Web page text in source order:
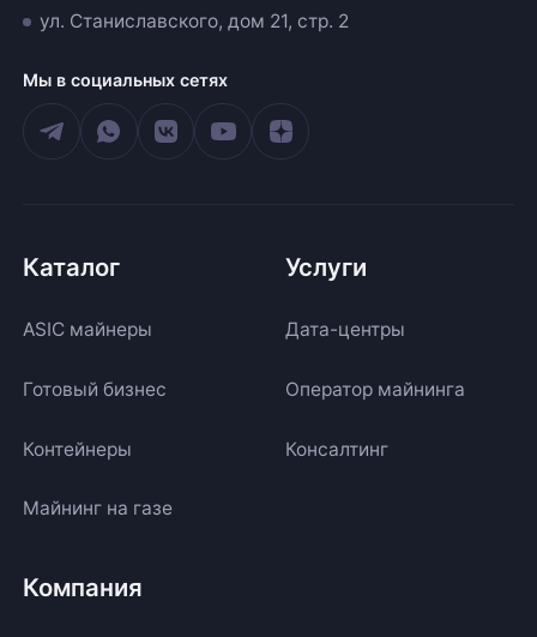
ул. Станиславского, дом 21, стр. 2
Мы в социальных сетях
Каталог
ASIC майнеры
Готовый бизнес
Контейнеры
Майнинг на газе
Услуги
Дата-центры
Оператор майнинга
Консалтинг
Компания